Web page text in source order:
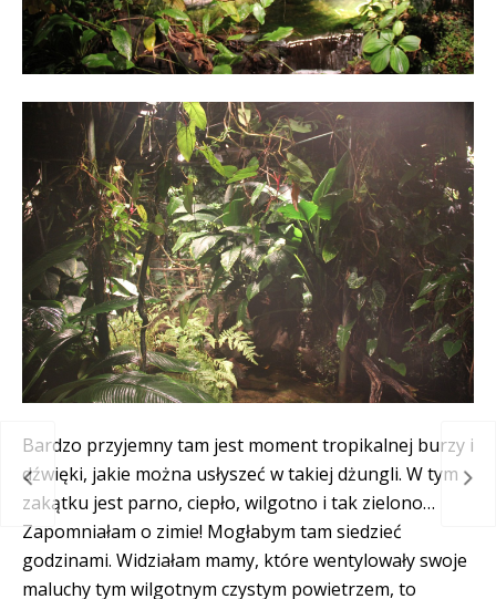
Bardzo przyjemny tam jest moment tropikalnej burzy i
dźwięki, jakie można usłyszeć w takiej dżungli. W tym
zakątku jest parno, ciepło, wilgotno i tak zielono…
Zapomniałam o zimie! Mogłabym tam siedzieć
godzinami. Widziałam mamy, które wentylowały swoje
maluchy tym wilgotnym czystym powietrzem, to